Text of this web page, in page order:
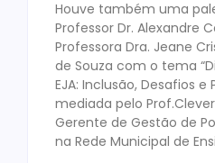
Houve também uma
Professor Dr. Alexandre
Professora Dra. Jeane
de Souza com o tema
EJA: Inclusão, Desafios e
mediada pelo
Gerente de Gestão de
na Rede Municipal de